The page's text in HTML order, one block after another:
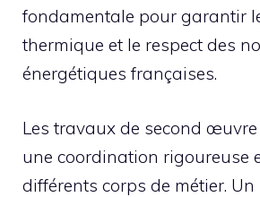
fondamentale pour garantir
thermique et le respect des
énergétiques françaises.
Les travaux de second
une coordination rigoureuse
différents corps de métier.